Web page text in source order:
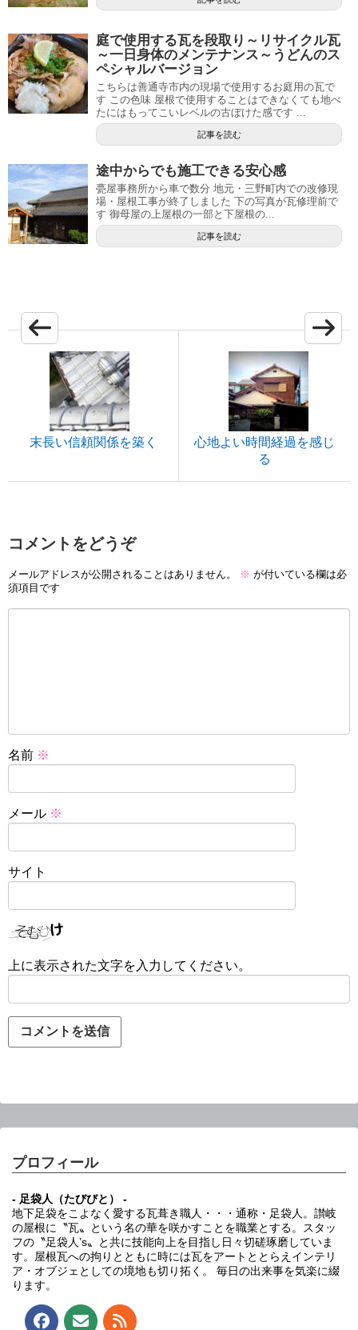
庭で使用する瓦を段取り～リサイクル瓦
～一日身体のメンテナンス～うどんのス
ペシャルバージョン
こちらは善通寺市内の現場で使用するお庭用の瓦で
す この色味 屋根で使用することはできなくても地べ
たにはもってこいレベルの古ぼけた感です ...
記事を読む
途中からでも施工できる安心感
甍屋事務所から車で数分 地元・三野町内での改修現
場・屋根工事が終了しました 下の写真が瓦修理前で
す 御母屋の上屋根の一部と下屋根の...
記事を読む
末長い信頼関係を築く
心地よい時間経過を感じ
る
コメントをどうぞ
メールアドレスが公開されることはありません。 ※ が付いている欄は必
須項目です
名前 ※
メール ※
サイト
上に表示された文字を入力してください。
プロフィール
- 足袋人（たびびと） -
地下足袋をこよなく愛する瓦葺き職人・・・通称・足袋人。讃岐
の屋根に〝瓦〟という名の華を咲かすことを職業とする。スタッ
フの〝足袋人’s〟と共に技能向上を目指し日々切磋琢磨していま
す。屋根瓦への拘りとともに時には瓦をアートととらえインテリ
ア・オブジェとしての境地も切り拓く。 毎日の出来事を気楽に綴
ります。